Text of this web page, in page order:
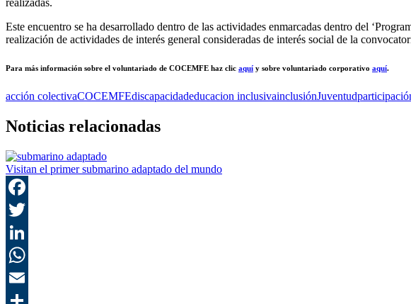
Este encuentro se ha desarrollado dentro de las actividades enmarcadas dentro del
realización de actividades de interés general consideradas de interés social de la
Para más información sobre el voluntariado de COCEMFE haz clic aquí y sobre voluntariado corporativo aquí.
acción colectivaCOCEMFEdiscapacidadeducacion inclusivainclusiónJuventud
Noticias relacionadas
Visitan el primer submarino adaptado del mundo